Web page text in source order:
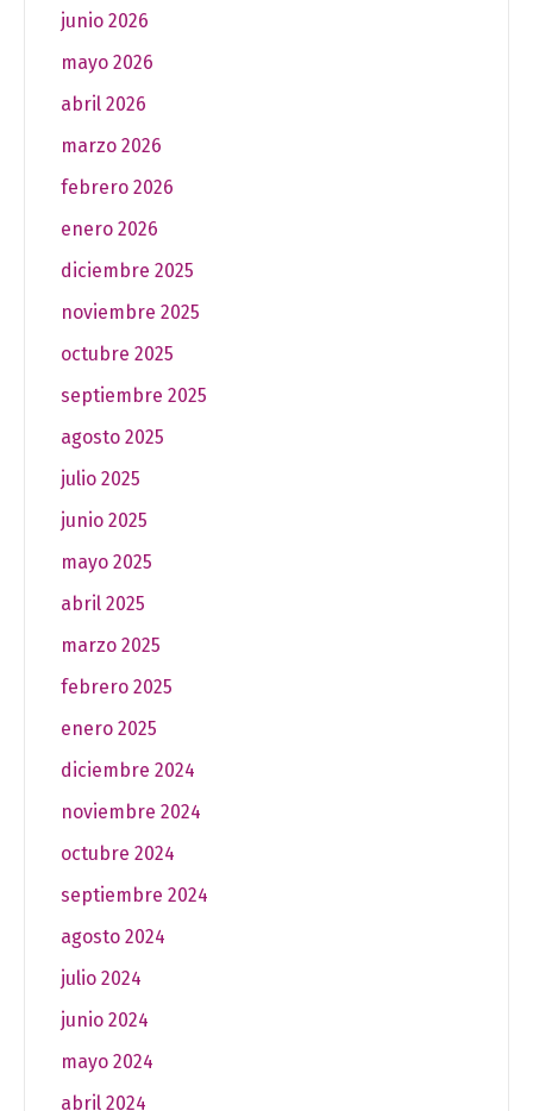
junio 2026
mayo 2026
abril 2026
marzo 2026
febrero 2026
enero 2026
diciembre 2025
noviembre 2025
octubre 2025
septiembre 2025
agosto 2025
julio 2025
junio 2025
mayo 2025
abril 2025
marzo 2025
febrero 2025
enero 2025
diciembre 2024
noviembre 2024
octubre 2024
septiembre 2024
agosto 2024
julio 2024
junio 2024
mayo 2024
abril 2024